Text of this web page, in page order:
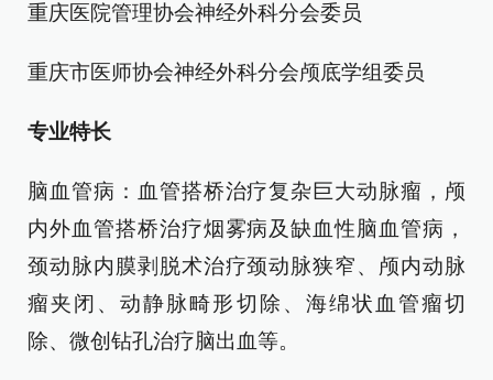
重庆医院管理协会神经外科分会委员
重庆市医师协会神经外科分会颅底学组委员
专业特长
脑血管病：血管搭桥治疗复杂巨大动脉瘤，颅
内外血管搭桥治疗烟雾病及缺血性脑血管病，
颈动脉内膜剥脱术治疗颈动脉狭窄、颅内动脉
瘤夹闭、动静脉畸形切除、海绵状血管瘤切
除、微创钻孔治疗脑出血等。